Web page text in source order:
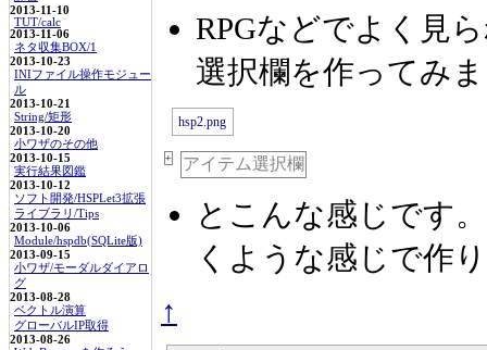
2013-11-10
TUT/calc
2013-11-06
ネタ収集BOX/1
2013-10-23
INIファイル操作モジュー
ル
2013-10-21
String/矩形
2013-10-20
小ワザのその他
2013-10-15
実行結果図鑑
2013-10-12
ソフト開発/HSPLet3拡張
ライブラリ/Tips
2013-10-06
Module/hspdb(SQLite版)
2013-09-15
小ワザ/モーダルダイアロ
グ
2013-08-28
ベクトル演算
グローバルIP取得
2013-08-26
RPGなどでよく見
選択欄を作ってみ
+ アイテム選択欄
とこんな感じです
くような感じで作
↑